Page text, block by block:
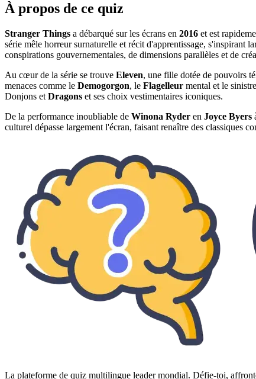
À propos de ce quiz
Stranger Things a débarqué sur les écrans en 2016 et est
série mêle horreur surnaturelle et récit d'apprentissage, s'inspirant
conspirations gouvernementales, de dimensions parallèles et de
Au cœur de la série se trouve Eleven, une fille dotée de pouvoirs
menaces comme le Demogorgon, le Flagelleur mental et le sinistre
Donjons et Dragons et ses choix vestimentaires iconiques.
De la performance inoubliable de Winona Ryder en Joyce Byers
culturel dépasse largement l'écran, faisant renaître des classiques
La plateforme de quiz multilingue leader mondial. Défie-toi,